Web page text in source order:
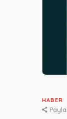
HABER